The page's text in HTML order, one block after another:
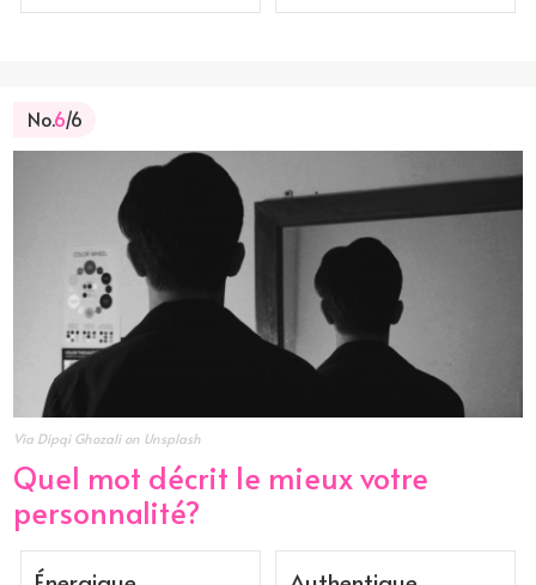
No.6/6
Via Dipqi Ghozali on Unsplash
Quel mot décrit le mieux votre
personnalité?